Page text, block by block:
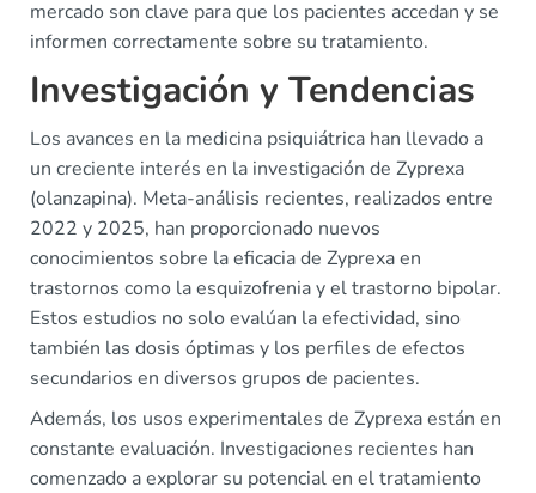
mercado son clave para que los pacientes accedan y se
informen correctamente sobre su tratamiento.
Investigación y Tendencias
Los avances en la medicina psiquiátrica han llevado a
un creciente interés en la investigación de Zyprexa
(olanzapina). Meta-análisis recientes, realizados entre
2022 y 2025, han proporcionado nuevos
conocimientos sobre la eficacia de Zyprexa en
trastornos como la esquizofrenia y el trastorno bipolar.
Estos estudios no solo evalúan la efectividad, sino
también las dosis óptimas y los perfiles de efectos
secundarios en diversos grupos de pacientes.
Además, los usos experimentales de Zyprexa están en
constante evaluación. Investigaciones recientes han
comenzado a explorar su potencial en el tratamiento